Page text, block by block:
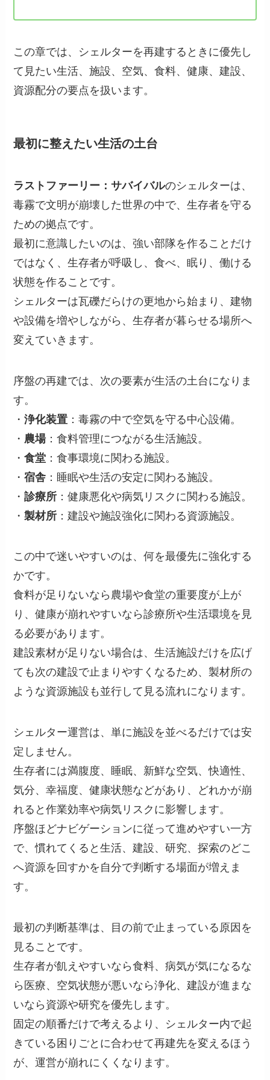
この章では、シェルターを再建するときに優先し
て見たい生活、施設、空気、食料、健康、建設、
資源配分の要点を扱います。
最初に整えたい生活の土台
ラストファーリー：サバイバルのシェルターは、
毒霧で文明が崩壊した世界の中で、生存者を守る
ための拠点です。
最初に意識したいのは、強い部隊を作ることだけ
ではなく、生存者が呼吸し、食べ、眠り、働ける
状態を作ることです。
シェルターは瓦礫だらけの更地から始まり、建物
や設備を増やしながら、生存者が暮らせる場所へ
変えていきます。
序盤の再建では、次の要素が生活の土台になりま
す。
・浄化装置 ：毒霧の中で空気を守る中心設備。
・ 農場：食料管理につながる生活施設。
・食堂 ：食事環境に関わる施設。
・宿舎 ：睡眠や生活の安定に関わる施設。
・診療所 ：健康悪化や病気リスクに関わる施設。
・製材所 ：建設や施設強化に関わる資源施設。
この中で迷いやすいのは、何を最優先に強化する
かです。
食料が足りないなら農場や食堂の重要度が上が
り、健康が崩れやすいなら診療所や生活環境を見
る必要があります。
建設素材が足りない場合は、生活施設だけを広げ
ても次の建設で止まりやすくなるため、製材所の
ような資源施設も並行して見る流れになります。
シェルター運営は、単に施設を並べるだけでは安
定しません。
生存者には満腹度、睡眠、新鮮な空気、快適性、
気分、幸福度、健康状態などがあり、どれかが崩
れると作業効率や病気リスクに影響します。
序盤ほどナビゲーションに従って進めやすい一方
で、慣れてくると生活、建設、研究、探索のどこ
へ資源を回すかを自分で判断する場面が増えま
す。
最初の判断基準は、目の前で止まっている原因を
見ることです。
生存者が飢えやすいなら食料、病気が気になるな
ら医療、空気状態が悪いなら浄化、建設が進まな
いなら資源や研究を優先します。
固定の順番だけで考えるより、シェルター内で起
きている困りごとに合わせて再建先を変えるほう
が、運営が崩れにくくなります。